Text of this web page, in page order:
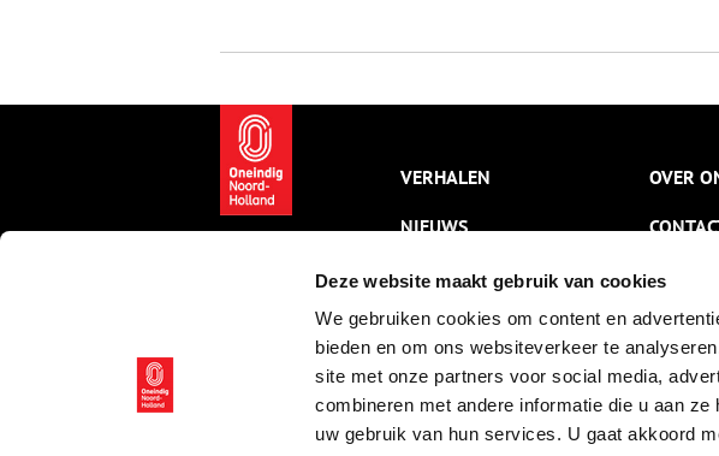
Deze website maakt gebruik van cookies
We gebruiken cookies om content en
bieden en om ons websiteverkeer te
site met onze partners voor social media,
combineren met andere informatie die u aan
uw gebruik van hun services. U gaat akkoord
vooruitziende blik, deze
VERHALEN
NIEUWS
KALENDER
THEMA’S
ACTIVITEITEN
VIDEO’S
OVER